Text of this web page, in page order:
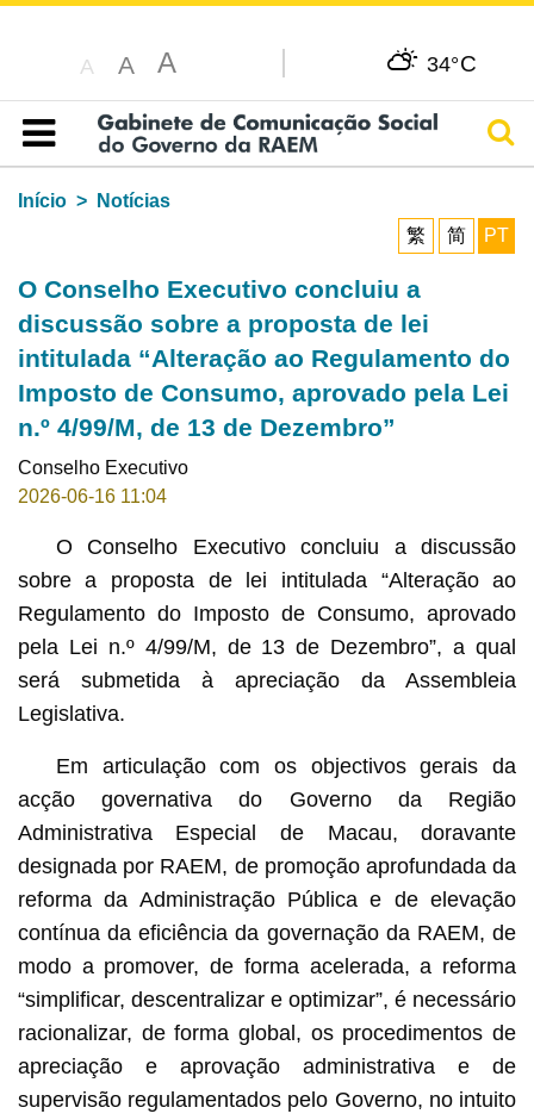
A A A 34°C
Índice
Início
Notícias
繁
简 PT
O Conselho Executivo concluiu a
discussão sobre a proposta de lei
intitulada “Alteração ao Regulamento do
Imposto de Consumo, aprovado pela Lei
n.º 4/99/M, de 13 de Dezembro”
Conselho Executivo
2026-06-16 11:04
O Conselho Executivo concluiu a discussão
sobre a proposta de lei intitulada “Alteração ao
Regulamento do Imposto de Consumo, aprovado
pela Lei n.º 4/99/M, de 13 de Dezembro”, a qual
será submetida à apreciação da Assembleia
Legislativa.
Em articulação com os objectivos gerais da
acção governativa do Governo da Região
Administrativa Especial de Macau, doravante
designada por RAEM, de promoção aprofundada da
reforma da Administração Pública e de elevação
contínua da eficiência da governação da RAEM, de
modo a promover, de forma acelerada, a reforma
“simplificar, descentralizar e optimizar”, é necessário
racionalizar, de forma global, os procedimentos de
apreciação e aprovação administrativa e de
supervisão regulamentados pelo Governo, no intuito